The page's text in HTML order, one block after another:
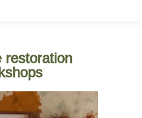
restoration